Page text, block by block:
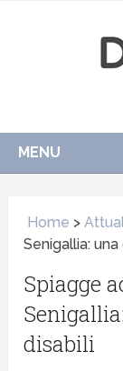
MENU
Home >
Senigallia:
Spiagge
disabili